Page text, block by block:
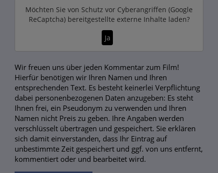
Möchten Sie von Schutz vor Cyberangriffen (Google
ReCaptcha)bereitgestellte externe Inhalte laden?
Ja
Wir freuen uns über jeden Kommentar zum Film!
Hierfür benötigen wir Ihren Namen und Ihren
entsprechenden Text. Es besteht keinerlei Verpflichtung
dabei personenbezogenen Daten anzugeben: Es steht
Ihnen frei, ein Pseudonym zu verwenden und Ihren
Namen nicht Preis zu geben. Ihre Angaben werden
verschlüsselt übertragen und gespeichert. Sie erklären
sich damit einverstanden, dass Ihr Eintrag auf
unbestimmte Zeit gespeichert und ggf. von uns entfernt,
kommentiert oder und bearbeitet wird.